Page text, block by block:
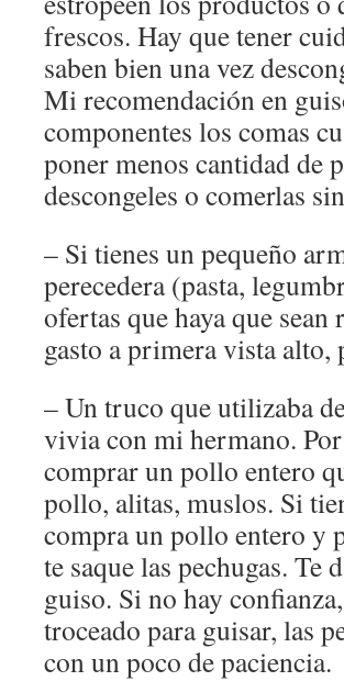
frescos. Hay que tener
saben bien una vez
Mi recomendación en
componentes los comas
poner menos cantidad de
descongeles o comerlas
– Si tienes un pequeño
perecedera (pasta,
ofertas que haya que
gasto a primera vista
– Un truco que utilizaba
vivia con mi hermano.
comprar un pollo entero
pollo, alitas, muslos. Si
compra un pollo entero y
te saque las pechugas. Te
guiso. Si no hay
troceado para guisar, las
con un poco de paciencia.